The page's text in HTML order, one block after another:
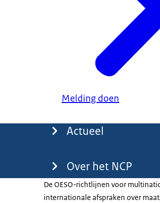
Melding doen
Actueel
Over het NCP
De OESO-richtlijnen voor
internationale afspraken over